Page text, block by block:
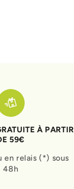
À PARTIR
59€
en relais (*) sous
48h